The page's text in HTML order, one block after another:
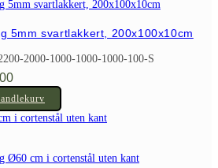
5mm svartlakkert, 200x100x10cm
2000-1000-1000-1000-100-S